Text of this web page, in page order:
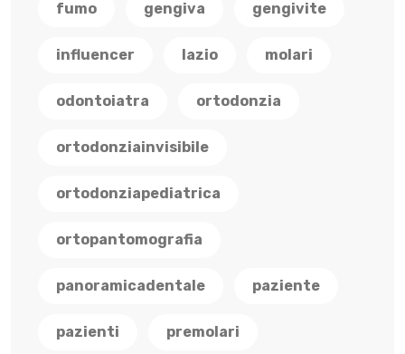
fumo gengiva gengivite
influencer lazio molari
odontoiatra ortodonzia
ortodonziainvisibile
ortodonziapediatrica
ortopantomografia
panoramicadentale paziente
pazienti premolari